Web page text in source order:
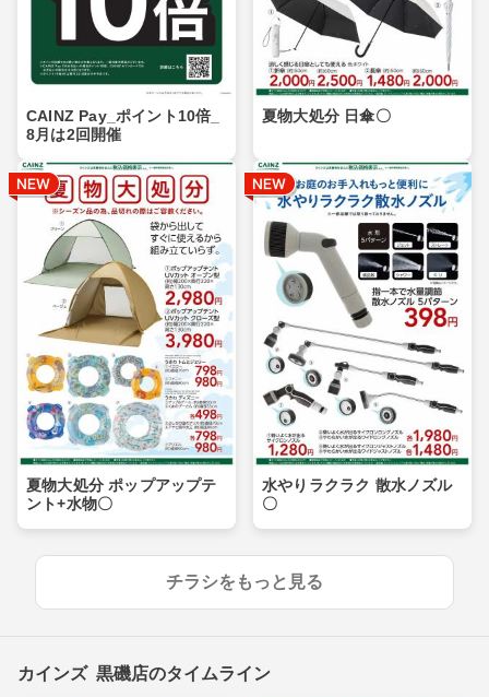
CAINZ Pay_ポイント10倍_
8月は2回開催
夏物大処分 日傘〇
夏物大処分 ポップアップテ
ント+水物〇
水やりラクラク 散水ノズル
〇
チラシをもっと見る
カインズ 黒磯店のタイムライン